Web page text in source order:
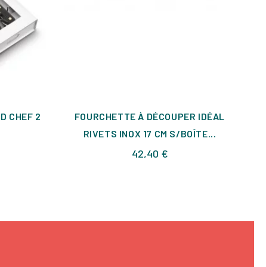
CHEF 2
FOURCHETTE À DÉCOUPER IDÉAL
RIVETS INOX 17 CM S/BOÎTE...
42,40 €Prix